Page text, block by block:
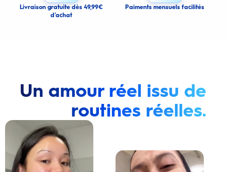
Cancel
Livraison gratuite dès 49,99€
d’achat
Paiments mensuels facilités
Un amour réel issu de
routines réelles.
Lire la vidéo : Une jeune femme montre comment elle a amélioré l’apparence de ses dents
Lire la vidéo : Une jeune femme partage sa